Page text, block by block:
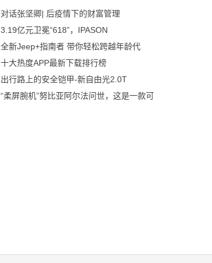
对话张坚卿| 后疫情下的财富管理
3.19亿元卫冕“618”，IPASON
全新Jeep+指南者 带你轻松跨越年龄代
十大热度APP最新下载排行榜
出行路上的安全铠甲-新自由光2.0T
“柔屏腕机”努比亚阿尔法问世，这是一款可